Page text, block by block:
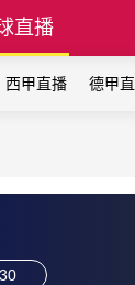
直播
西甲直播 德甲